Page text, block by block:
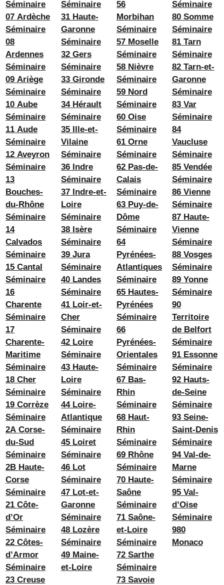
Séminaire
07 Ardèche
Séminaire
08
Ardennes
Séminaire
09 Ariège
Séminaire
10 Aube
Séminaire
11 Aude
Séminaire
12 Aveyron
Séminaire
13
Bouches-
du-Rhône
Séminaire
14
Calvados
Séminaire
15 Cantal
Séminaire
16
Charente
Séminaire
17
Charente-
Maritime
Séminaire
18 Cher
Séminaire
19 Corrèze
Séminaire
2A Corse-
du-Sud
Séminaire
2B Haute-
Corse
Séminaire
21 Côte-
d’Or
Séminaire
22 Côtes-
d’Armor
Séminaire
23 Creuse
Séminaire
31 Haute-
Garonne
Séminaire
32 Gers
Séminaire
33 Gironde
Séminaire
34 Hérault
Séminaire
35 Ille-et-
Vilaine
Séminaire
36 Indre
Séminaire
37 Indre-et-
Loire
Séminaire
38 Isère
Séminaire
39 Jura
Séminaire
40 Landes
Séminaire
41 Loir-et-
Cher
Séminaire
42 Loire
Séminaire
43 Haute-
Loire
Séminaire
44 Loire-
Atlantique
Séminaire
45 Loiret
Séminaire
46 Lot
Séminaire
47 Lot-et-
Garonne
Séminaire
48 Lozère
Séminaire
49 Maine-
et-Loire
56
Morbihan
Séminaire
57 Moselle
Séminaire
58 Nièvre
Séminaire
59 Nord
Séminaire
60 Oise
Séminaire
61 Orne
Séminaire
62 Pas-de-
Calais
Séminaire
63 Puy-de-
Dôme
Séminaire
64
Pyrénées-
Atlantiques
Séminaire
65 Hautes-
Pyrénées
Séminaire
66
Pyrénées-
Orientales
Séminaire
67 Bas-
Rhin
Séminaire
68 Haut-
Rhin
Séminaire
69 Rhône
Séminaire
70 Haute-
Saône
Séminaire
71 Saône-
et-Loire
Séminaire
72 Sarthe
Séminaire
73 Savoie
Séminaire
80 Somme
Séminaire
81 Tarn
Séminaire
82 Tarn-et-
Garonne
Séminaire
83 Var
Séminaire
84
Vaucluse
Séminaire
85 Vendée
Séminaire
86 Vienne
Séminaire
87 Haute-
Vienne
Séminaire
88 Vosges
Séminaire
89 Yonne
Séminaire
90
Territoire
de Belfort
Séminaire
91 Essonne
Séminaire
92 Hauts-
de-Seine
Séminaire
93 Seine-
Saint-Denis
Séminaire
94 Val-de-
Marne
Séminaire
95 Val-
d’Oise
Séminaire
980
Monaco